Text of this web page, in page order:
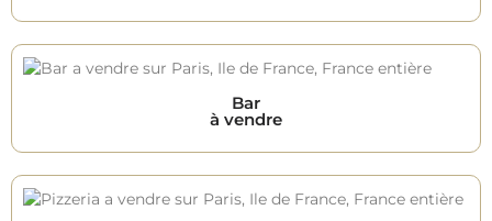
Bar
à vendre